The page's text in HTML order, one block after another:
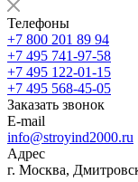
Телефоны
+7 800 201 89 94
+7 495 741-97-58
+7 495 122-01-15
+7 495 568-45-05
Заказать звонок
E-mail
info@stroyind2000.ru
Адрес
г. Москва,